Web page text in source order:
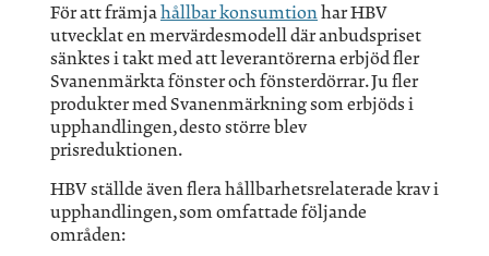
För att främjahållbar konsumtionhar HBV
utvecklat en mervärdesmodell där anbudspriset
sänktes i takt med att leverantörerna erbjöd fler
Svanenmärkta fönster och fönsterdörrar. Ju fler
produkter med Svanenmärkning som erbjöds i
upphandlingen, desto större blev
prisreduktionen.
HBV ställde även flera hållbarhetsrelaterade krav i
upphandlingen, som omfattade följande
områden: